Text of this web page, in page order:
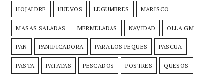
HOJALDRE HUEVOS LEGUMBRES MARISCO
MASAS SALADAS MERMELADAS NAVIDAD OLLA GM
PAN PANIFICADORA PARA LOS PEQUES PASCUA
PASTA PATATAS PESCADOS POSTRES QUESOS